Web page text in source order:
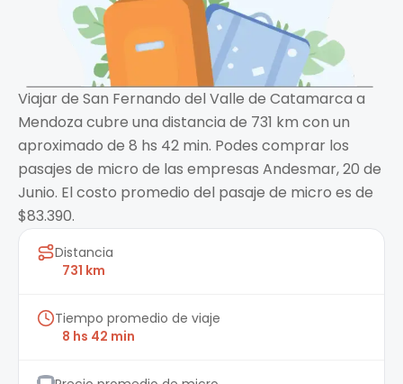
Viajar de San Fernando del Valle de Catamarca a
Mendoza cubre una distancia de 731 km con un
aproximado de 8 hs 42 min. Podes comprar los
pasajes de micro de las empresas Andesmar, 20 de
Junio. El costo promedio del pasaje de micro es de
$83.390.
Distancia
731 km
Tiempo promedio de viaje
8 hs 42 min